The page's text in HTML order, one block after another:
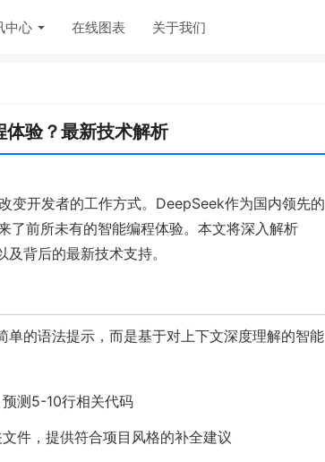
中心 在线图表 关于我们
验？最新技术解析
变开发者的工作方式。DeepSeek作为国内领先的
了前所未有的智能编程体验。本文将深入解析
背后的最新技术支持。
的语法提示，而是基于对上下文深度理解的智能
预测5-10行相关代码
件，提供符合项目风格的补全建议